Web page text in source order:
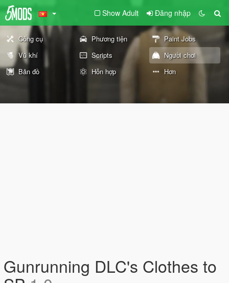
Show Adult Đăng nhập
Công cụ Phương tiện
Paint Jobs
Vũ khí
Scripts
Người chơi
Bản đồ
Hỗn hợp Hơn
Gunrunning DLC's Clothes to